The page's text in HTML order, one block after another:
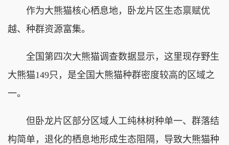
作为大熊猫核心栖息地，卧龙片区生态禀赋优
越、种群资源富集。
全国第四次大熊猫调查数据显示，这里现存野生
大熊猫149只，是全国大熊猫种群密度较高的区域之
一。
但卧龙片区部分区域人工纯林树种单一、群落结
构简单，退化的栖息地形成生态阻隔，导致大熊猫种